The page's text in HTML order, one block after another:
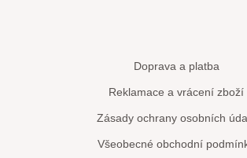
Doprava a platba
Reklamace a vrácení zboží
Zásady ochrany osobních
Všeobecné obchodní